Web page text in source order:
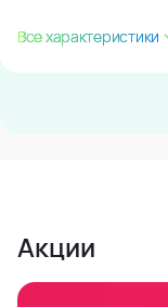
Все характеристики
Акции